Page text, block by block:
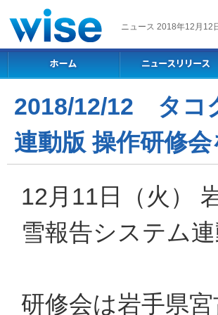
ニュース 2018年12月12
2018/12/12 タコ
連動版 操作研修
12月11日（火）
雪報告システム
研修会は岩手県